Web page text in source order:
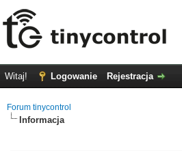
Witaj! Logowanie Rejestracja
Forum tinycontrol
Informacja